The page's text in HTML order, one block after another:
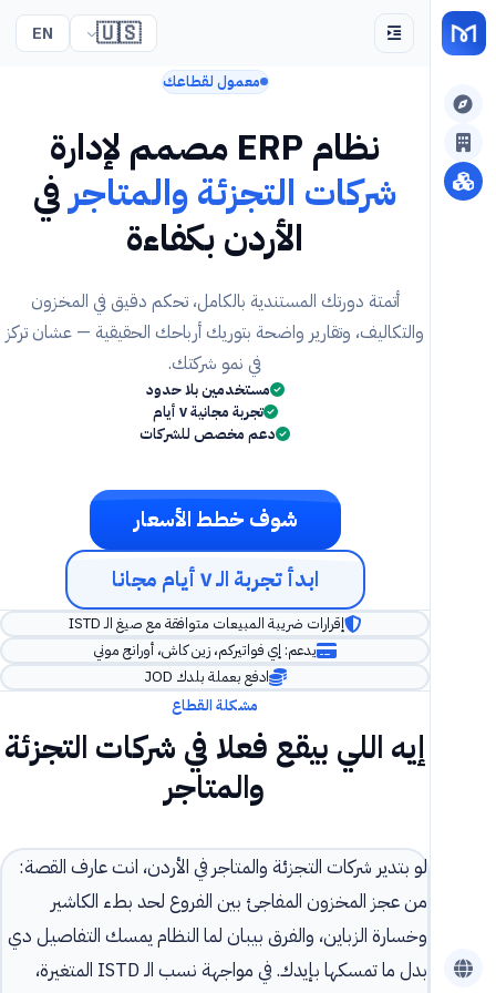
🇺🇸
EN
معمول لقطاعك
نظام ERP مصمم لإدارة
شركات التجزئة والمتاجر في
الأردن بكفاءة
أتمتة دورتك المستندية بالكامل، تحكم دقيق في المخزون
والتكاليف، وتقارير واضحة بتوريك أرباحك الحقيقية — عشان تركز
في نمو شركتك.
مستخدمين بلا حدود
تجربة مجانية ٧ أيام
دعم مخصص للشركات
شوف خطط الأسعار
ابدأ تجربة الـ ٧ أيام مجانا
إقرارات ضريبة المبيعات متوافقة مع صيغ الـ ISTD
يدعم: إي فواتيركم، زين كاش، أورانج موني
ادفع بعملة بلدك JOD
مشكلة القطاع
إيه اللي بيقع فعلا في شركات التجزئة
والمتاجر
لو بتدير شركات التجزئة والمتاجر في الأردن، انت عارف القصة:
من عجز المخزون المفاجئ بين الفروع لحد بطء الكاشير
وخسارة الزباين، والفرق بيبان لما النظام يمسك التفاصيل دي
بدل ما تمسكها بإيدك. في مواجهة نسب الـ ISTD المتغيرة،